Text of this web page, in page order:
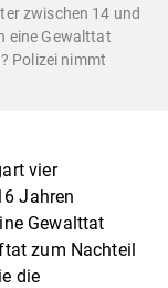
zwischen 14 und
eine Gewalttat
Polizei nimmt
vier
Jahren
Gewalttat
zum Nachteil
die